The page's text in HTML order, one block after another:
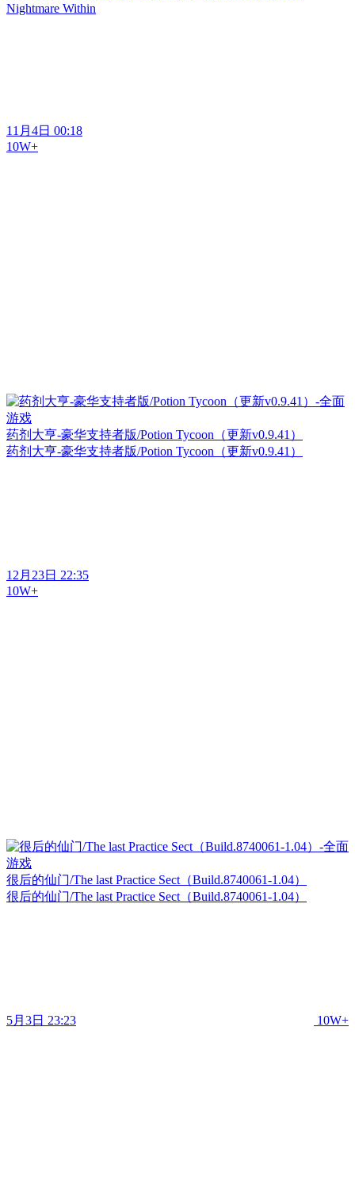
Nightmare Within
11月4日 00:18
10W+
药剂大亨-豪华支持者版/Potion Tycoon（更新v0.9.41）
药剂大亨-豪华支持者版/Potion Tycoon（更新v0.9.41）
12月23日 22:35
10W+
很后的仙门/The last Practice Sect（Build.8740061-1.04）
很后的仙门/The last Practice Sect（Build.8740061-1.04）
5月3日 23:23 10W+